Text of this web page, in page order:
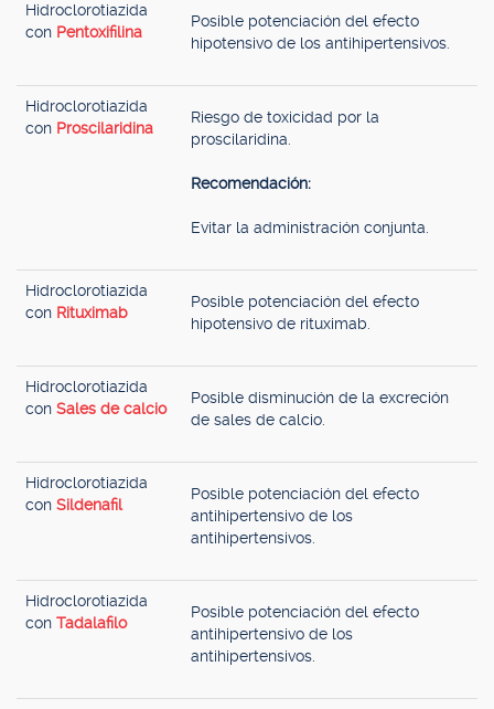
Hidroclorotiazida
con Pentoxifilina
Posible potenciación del efecto
hipotensivo de los antihipertensivos.
Hidroclorotiazida
con Proscilaridina
Riesgo de toxicidad por la
proscilaridina.
Recomendación:
Evitar la administración conjunta.
Hidroclorotiazida
con Rituximab
Posible potenciación del efecto
hipotensivo de rituximab.
Hidroclorotiazida
con Sales de calcio
Posible disminución de la excreción
de sales de calcio.
Hidroclorotiazida
con Sildenafil
Posible potenciación del efecto
antihipertensivo de los
antihipertensivos.
Hidroclorotiazida
con Tadalafilo
Posible potenciación del efecto
antihipertensivo de los
antihipertensivos.